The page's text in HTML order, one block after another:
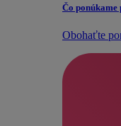
Čo
Obohaťte